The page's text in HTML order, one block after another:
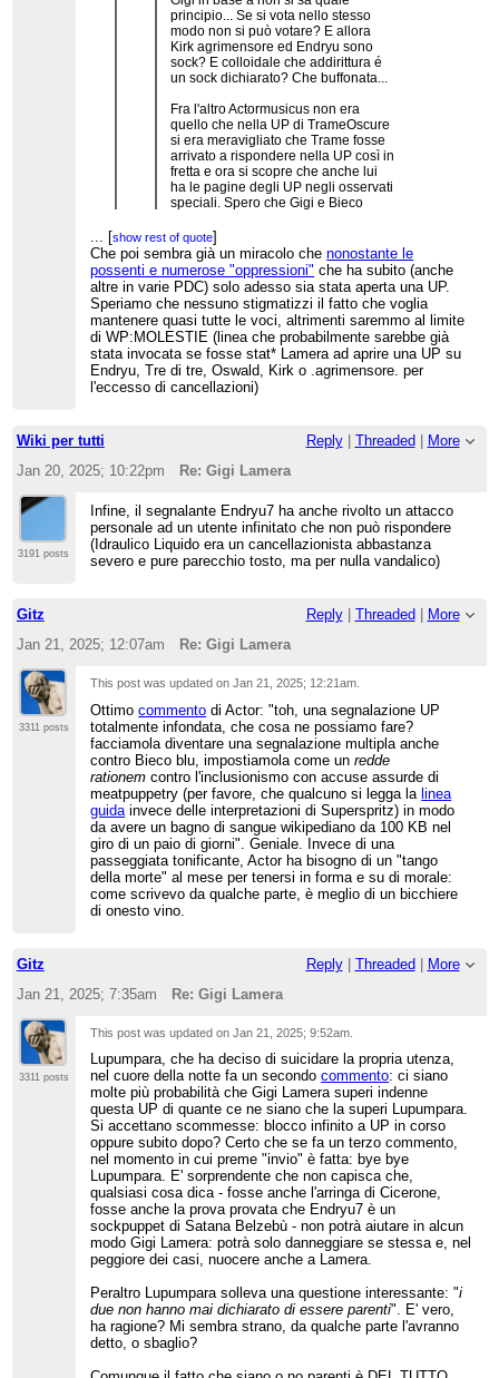
principio... Se si vota nello stesso
modo non si può votare? E allora
Kirk agrimensore ed Endryu sono
sock? E colloidale che addirittura é
un sock dichiarato? Che buffonata...
Fra l'altro Actormusicus non era
quello che nella UP di TrameOscure
si era meravigliato che Trame fosse
arrivato a rispondere nella UP così in
fretta e ora si scopre che anche lui
ha le pagine degli UP negli osservati
speciali. Spero che Gigi e Bieco
proprio una bella trappola.... Un altra
molto a rischio é Lupumpara che è
già intervenuta
...[show rest of quote]
Qualcuno dice che li stanno tollerando da anni,
ma non credo basti una parentela per non poter
votare. Endryu7 vede la pagina di discussione di
Gigi Lamera come una conferma della sua
problematicità, io invece la vedo come un
eccesso di rimproveri, moralità, "tu hai torto e
tizio/caio hanno ragione" e così via
[show rest of quote]
Che poi sembra già un miracolo chenonostante le
possenti e numerose "oppressioni" che ha subito (anche
altre in varie PDC) solo adesso sia stata aperta una UP.
Speriamo che nessuno stigmatizzi il fatto che voglia
mantenere quasi tutte le voci, altrimenti saremmo al limite
di WP:MOLESTIE (linea che probabilmente sarebbe già
stata invocata se fosse stat* Lamera ad aprire una UP su
Endryu, Tre di tre, Oswald, Kirk o .agrimensore. per
l'eccesso di cancellazioni)
Wiki per tutti Reply| Threaded
More
Jan 20, 2025; 10:22pm
Re: Gigi Lamera
3191 posts
Infine, il segnalante Endryu7 ha anche rivolto un attacco
personale ad un utente infinitato che non può rispondere
(Idraulico Liquido era un cancellazionista abbastanza
severo e pure parecchio tosto, ma per nulla vandalico)
Gitz Reply| Threaded
More
Jan 21, 2025; 12:07am
Re: Gigi Lamera
3311 posts
This post was updated onJan 21, 2025; 12:21am
Ottimocommento di Actor: "toh, una segnalazione UP
totalmente infondata, che cosa ne possiamo fare?
facciamola diventare una segnalazione multipla anche
contro Bieco blu, impostiamola come unredde
rationem contro l'inclusionismo con accuse assurde di
meatpuppetry (per favore, che qualcuno si legga lalinea
guida invece delle interpretazioni di Superspritz) in modo
da avere un bagno di sangue wikipediano da 100 KB nel
giro di un paio di giorni". Geniale. Invece di una
passeggiata tonificante, Actor ha bisogno di un "tango
della morte" al mese per tenersi in forma e su di morale:
come scrivevo da qualche parte, è meglio di un bicchiere
di onesto vino.
Gitz Reply| Threaded
More
Jan 21, 2025; 7:35am
Re: Gigi Lamera
3311 posts
This post was updated onJan 21, 2025; 9:52am
Lupumpara, che ha deciso di suicidare la propria utenza,
nel cuore della notte fa un secondocommento: ci siano
molte più probabilità che Gigi Lamera superi indenne
questa UP di quante ce ne siano che la superi Lupumpara.
Si accettano scommesse: blocco infinito a UP in corso
oppure subito dopo? Certo che se fa un terzo commento,
nel momento in cui preme "invio" è fatta: bye bye
Lupumpara. E' sorprendente che non capisca che,
qualsiasi cosa dica - fosse anche l'arringa di Cicerone,
fosse anche la prova provata che Endryu7 è un
sockpuppet di Satana Belzebù - non potrà aiutare in alcun
modo Gigi Lamera: potrà solo danneggiare se stessa e, nel
peggiore dei casi, nuocere anche a Lamera.
Peraltro Lupumpara solleva una questione interessante: "i
due non hanno mai dichiarato di essere parenti". E' vero,
ha ragione? Mi sembra strano, da qualche parte l'avranno
detto, o sbaglio?